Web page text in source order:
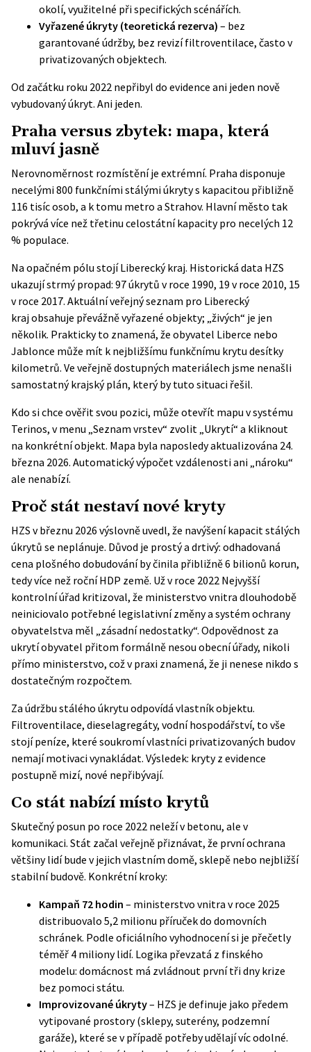
okolí, využitelné při specifických scénářích.
Vyřazené úkryty (teoretická rezerva) – bez
garantované údržby, bez revizí filtroventilace, často v
privatizovaných objektech.
Od začátku roku 2022 nepřibyl do evidence ani jeden nově
vybudovaný úkryt. Ani jeden.
Praha versus zbytek: mapa, která
mluví jasně
Nerovnoměrnost rozmístění je extrémní. Praha disponuje
necelými 800 funkčními stálými úkryty s kapacitou přibližně
116 tisíc osob, a k tomu metro a Strahov. Hlavní město tak
pokrývá více než třetinu celostátní kapacity pro necelých 12
% populace.
Na opačném pólu stojí Liberecký kraj. Historická data HZS
ukazují strmý propad: 97 úkrytů v roce 1990, 19 v roce 2010, 15
v roce 2017. Aktuálníveřejný seznam pro Liberecký
krajobsahuje převážně vyřazené objekty; „živých“ je jen
několik. Prakticky to znamená, že obyvatel Liberce nebo
Jablonce může mít k nejbližšímu funkčnímu krytu desítky
kilometrů. Ve veřejně dostupných materiálech jsme nenašli
samostatný krajský plán, který by tuto situaci řešil.
Kdo si chce ověřit svou pozici, může otevřít mapu v systému
Terinos, v menu „Seznam vrstev“ zvolit „Ukrytí“ a kliknout
na konkrétní objekt. Mapa byla naposledy aktualizována 24.
března 2026. Automatický výpočet vzdálenosti ani „nároku“
ale nenabízí.
Proč stát nestaví nové kryty
HZS v březnu 2026 výslovně uvedl, že navýšení kapacit stálých
úkrytů se neplánuje. Důvod je prostý a drtivý: odhadovaná
cena plošného dobudování by činila přibližně 6 bilionů korun,
tedy více než roční HDP země. Už v roce 2022 Nejvyšší
kontrolní úřad kritizoval, že ministerstvo vnitra dlouhodobě
neiniciovalo potřebné legislativní změny a systém ochrany
obyvatelstva měl „zásadní nedostatky“. Odpovědnost za
ukrytí obyvatel přitom formálně nesou obecní úřady, nikoli
přímo ministerstvo, což v praxi znamená, že ji nenese nikdo s
dostatečným rozpočtem.
Za údržbu stálého úkrytu odpovídá vlastník objektu.
Filtroventilace, dieselagregáty, vodní hospodářství, to vše
stojí peníze, které soukromí vlastníci privatizovaných budov
nemají motivaci vynakládat. Výsledek: kryty z evidence
postupně mizí, nové nepřibývají.
Co stát nabízí místo krytů
Skutečný posun po roce 2022 neleží v betonu, ale v
komunikaci. Stát začal veřejně přiznávat, že první ochrana
většiny lidí bude v jejich vlastním domě, sklepě nebo nejbližší
stabilní budově. Konkrétní kroky:
Kampaň 72 hodin – ministerstvo vnitra v roce 2025
distribuovalo 5,2 milionu příruček do domovních
schránek. Podle oficiálního vyhodnocení si je přečetly
téměř 4 miliony lidí. Logika převzatá z finského
modelu: domácnost má zvládnout první tři dny krize
bez pomoci státu.
Improvizované úkryty– HZS je definuje jako předem
vytipované prostory (sklepy, suterény, podzemní
garáže), které se v případě potřeby udělají víc odolné.